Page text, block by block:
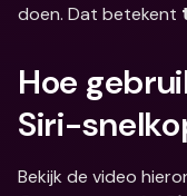
doen. Dat betekent
Hoe
Siri-